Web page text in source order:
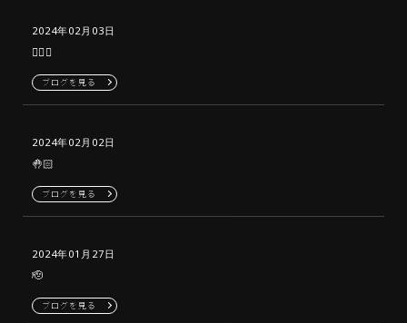
2024年02月03日
‪‪👍🏻🎀
ブログを見る
2024年02月02日
🤚🏻
ブログを見る
2024年01月27日
🫡
ブログを見る